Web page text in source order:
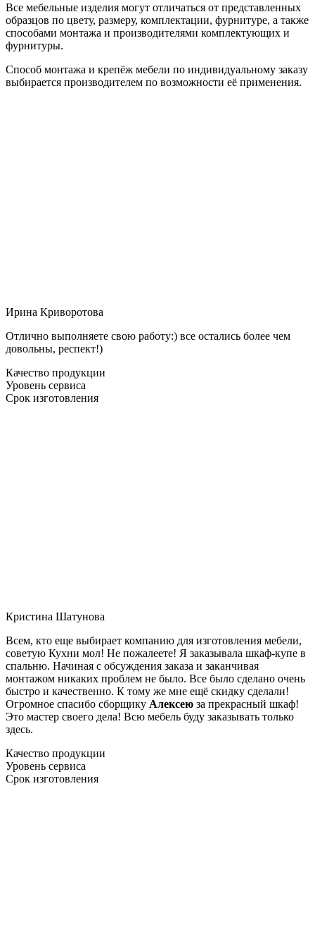
Все мебельные изделия могут отличаться от представленных
образцов по цвету, размеру, комплектации, фурнитуре, а также
способами монтажа и производителями комплектующих и
фурнитуры.
Способ монтажа и крепёж мебели по индивидуальному заказу
выбирается производителем по возможности её применения.
Ирина Криворотова
Отлично выполняете свою работу:) все остались более чем
довольны, респект!)
Качество продукции
Уровень сервиса
Срок изготовления
Кристина Шатунова
Всем, кто еще выбирает компанию для изготовления мебели,
советую Кухни мол! Не пожалеете! Я заказывала шкаф-купе в
спальню. Начиная с обсуждения заказа и заканчивая
монтажом никаких проблем не было. Все было сделано очень
быстро и качественно. К тому же мне ещё скидку сделали!
Огромное спасибо сборщику Алексею за прекрасный шкаф!
Это мастер своего дела! Всю мебель буду заказывать только
здесь.
Качество продукции
Уровень сервиса
Срок изготовления